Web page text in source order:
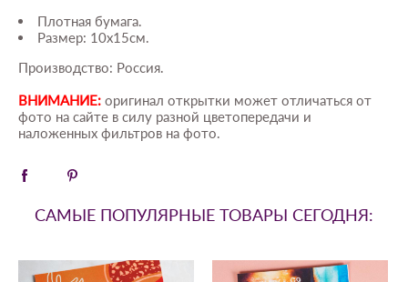
Плотная бумага.
Размер: 10х15см.
Производство: Россия.
ВНИМАНИЕ: оригинал открытки может отличаться от
фото на сайте в силу разной цветопередачи и
наложенных фильтров на фото.
САМЫЕ ПОПУЛЯРНЫЕ ТОВАРЫ СЕГОДНЯ: